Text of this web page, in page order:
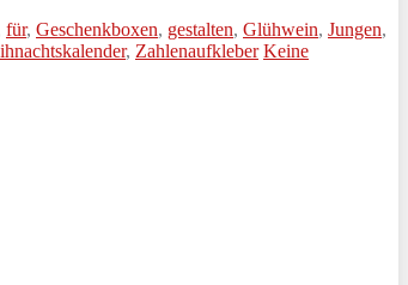
für, Geschenkboxen, gestalten, Glühwein, Jungen,
, Zahlenaufkleber Keine